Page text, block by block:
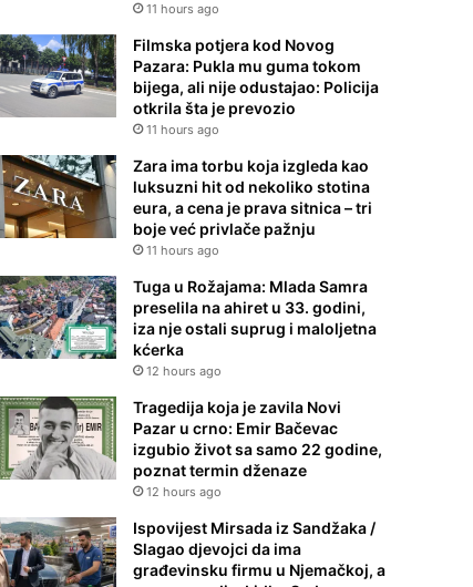
11 hours ago
Filmska potjera kod Novog
Pazara: Pukla mu guma tokom
bijega, ali nije odustajao: Policija
otkrila šta je prevozio
11 hours ago
Zara ima torbu koja izgleda kao
luksuzni hit od nekoliko stotina
eura, a cena je prava sitnica – tri
boje već privlače pažnju
11 hours ago
Tuga u Rožajama: Mlada Samra
preselila na ahiret u 33. godini,
iza nje ostali suprug i maloljetna
kćerka
12 hours ago
Tragedija koja je zavila Novi
Pazar u crno: Emir Bačevac
izgubio život sa samo 22 godine,
poznat termin dženaze
12 hours ago
Ispovijest Mirsada iz Sandžaka /
Slagao djevojci da ima
građevinsku firmu u Njemačkoj, a